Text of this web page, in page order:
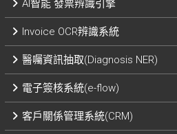
AI智能 發票辨識引擎​
Invoice OCR辨識系統
醫囑資訊抽取(Diagnosis NER)
電子簽核系統(e-flow)
客戶關係管理系統(CRM)